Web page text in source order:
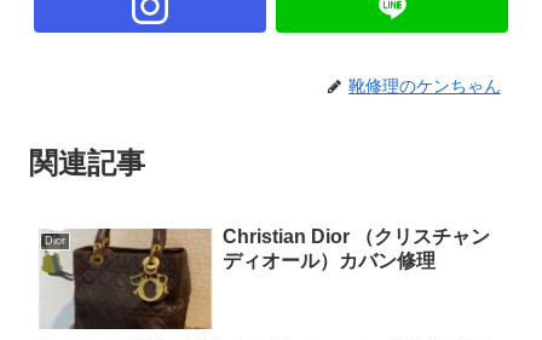
靴修理のケンちゃん
関連記事
Dior
Christian Dior （クリスチャン
ディオール）カバン修理